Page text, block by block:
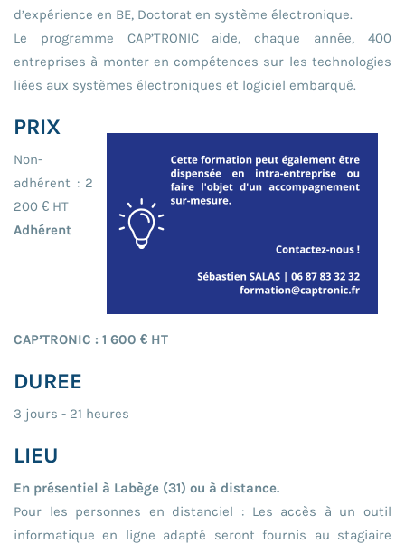
d’expérience en BE, Doctorat en système électronique.
Le programme CAP’TRONIC aide, chaque année, 400
entreprises à monter en compétences sur les technologies
liées aux systèmes électroniques et logiciel embarqué.
PRIX
Non-
adhérent : 2
200 € HT
Adhérent
CAP’TRONIC : 1 600 € HT
DUREE
3 jours - 21 heures
LIEU
En présentiel à Labège (31) ou à distance.
Pour les personnes en distanciel : Les accès à un outil
informatique en ligne adapté seront fournis au stagiaire